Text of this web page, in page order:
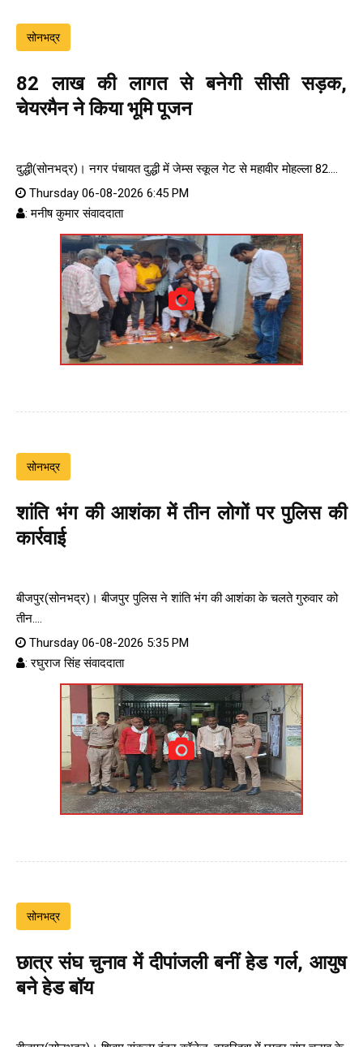
सोनभद्र
82 लाख की लागत से बनेगी सीसी सड़क,
चेयरमैन ने किया भूमि पूजन
दुद्धी(सोनभद्र)। नगर पंचायत दुद्धी में जेम्स स्कूल गेट से महावीर मोहल्ला 82....
Thursday 06-08-2026 6:45 PM
: मनीष कुमार संवाददाता
सोनभद्र
शांति भंग की आशंका में तीन लोगों पर पुलिस की
कार्रवाई
बीजपुर(सोनभद्र)। बीजपुर पुलिस ने शांति भंग की आशंका के चलते गुरुवार को
तीन....
Thursday 06-08-2026 5:35 PM
: रघुराज सिंह संवाददाता
सोनभद्र
छात्र संघ चुनाव में दीपांजली बनीं हेड गर्ल, आयुष
बने हेड बॉय